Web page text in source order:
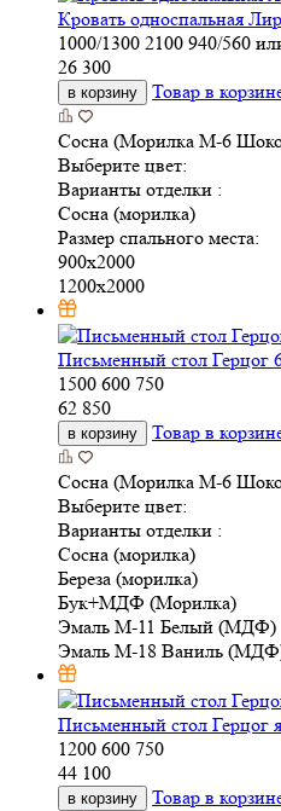
Кровать односпальная
1000/1300 2100 940/560
26 300
в корзину Товар в
Сосна (Морилка М-6
Выберите цвет:
Варианты отделки :
Сосна (морилка)
Размер спального места:
900х2000
1200х2000
Письменный стол Герцог
1500 600 750
62 850
в корзину Товар в
Сосна (Морилка М-6
Выберите цвет:
Варианты отделки :
Сосна (морилка)
Береза (морилка)
Бук+МДФ (Морилка)
Эмаль М-11 Белый (МДФ)
Эмаль М-18 Ваниль
Письменный стол Герцог
1200 600 750
44 100
в корзину Товар в